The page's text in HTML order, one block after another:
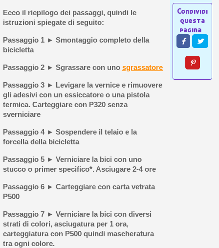
Ecco il riepilogo dei passaggi, quindi le
istruzioni spiegate di seguito:
Passaggio 1 ► Smontaggio completo della
bicicletta
Passaggio 2 ► Sgrassare con uno sgrassatore
Passaggio 3 ► Levigare la vernice e rimuovere
gli adesivi con un essiccatore o una pistola
termica. Carteggiare con P320 senza
sverniciare
Passaggio 4 ► Sospendere il telaio e la
forcella della bicicletta
Passaggio 5 ► Verniciare la bici con uno
stucco o primer specifico*. Asciugare 2-4 ore
Passaggio 6 ► Carteggiare con carta vetrata
P500
Passaggio 7 ► Verniciare la bici con diversi
strati di colori, asciugatura per 1 ora,
carteggiatura con P500 quindi mascheratura
tra ogni colore.